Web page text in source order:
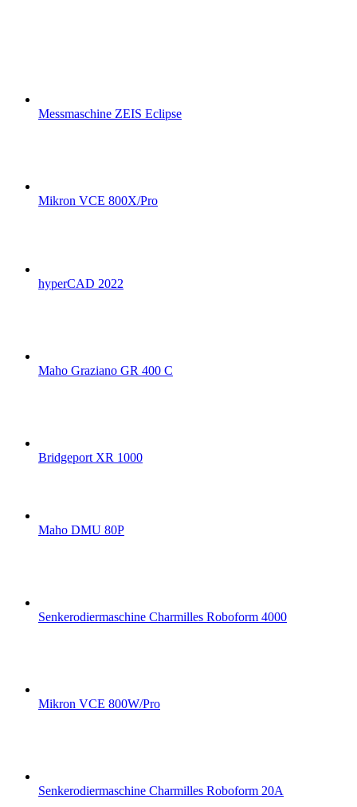
Messmaschine ZEIS Eclipse
Mikron VCE 800X/Pro
hyperCAD 2022
Maho Graziano GR 400 C
Bridgeport XR 1000
Maho DMU 80P
Senkerodiermaschine Charmilles Roboform 4000
Mikron VCE 800W/Pro
Senkerodiermaschine Charmilles Roboform 20A